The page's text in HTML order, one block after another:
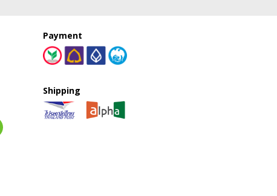
Payment
Shipping